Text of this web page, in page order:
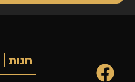
חנות |